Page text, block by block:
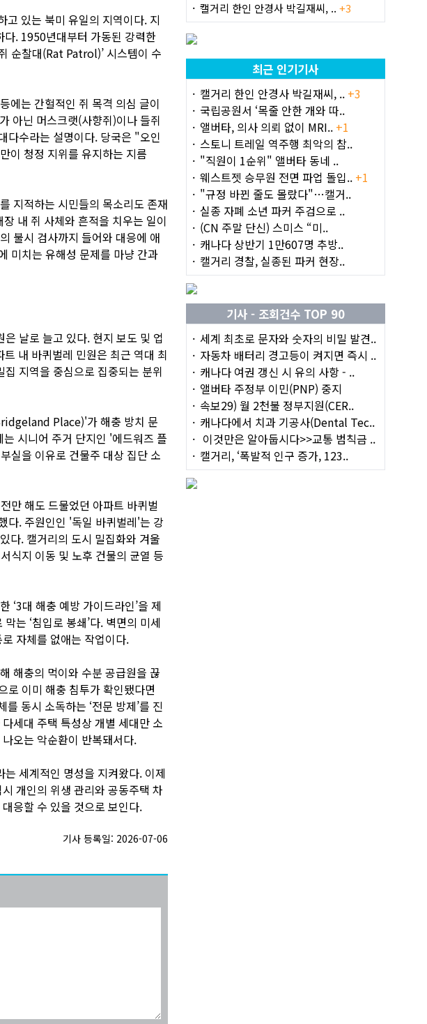
있는 북미 유일의 지역이다. 지
. 1950년대부터 가동된 강력한
순찰대(Rat Patrol)’ 시스템이 수
에는 간헐적인 쥐 목격 의심 글이
아닌 머스크랫(사향쥐)이나 들쥐
다수라는 설명이다. 당국은 "오인
이 청정 지위를 유지하는 지름
지적하는 시민들의 목소리도 존재
내 쥐 사체와 흔적을 치우는 일이
불시 검사까지 들어와 대응에 애
미치는 유해성 문제를 마냥 간과
날로 늘고 있다. 현지 보도 및 업
내 바퀴벌레 민원은 최근 역대 최
지역을 중심으로 집중되는 분위
Place)'가 해충 방치 문
시니어 주거 단지인 '에드워즈 플
실을 이유로 건물주 대상 집단 소
해도 드물었던 아파트 바퀴벌
다. 주원인인 '독일 바퀴벌레'는 강
다. 캘거리의 도시 밀집화와 겨울
식지 이동 및 노후 건물의 균열 등
‘3대 해충 예방 가이드라인’을 제
는 ‘침입로 봉쇄’다. 벽면의 미세
자체를 없애는 작업이다.
해충의 먹이와 수분 공급원을 끊
로 이미 해충 침투가 확인됐다면
동시 소독하는 ‘전문 방제’를 진
세대 주택 특성상 개별 세대만 소
오는 악순환이 반복돼서다.
세계적인 명성을 지켜왔다. 이제
개인의 위생 관리와 공동주택 차
응할 수 있을 것으로 보인다.
기사 등록일: 2026-07-06
캘거리 한인 안경사 박길재씨, .. +3
최근 인기기사
캘거리 한인 안경사 박길재씨, .. +3
국립공원서 ‘목줄 안한 개와 따..
앨버타, 의사 의뢰 없이 MRI.. +1
스토니 트레일 역주행 최악의 참..
"직원이 1순위" 앨버타 동네 ..
웨스트젯 승무원 전면 파업 돌입.. +1
"규정 바뀐 줄도 몰랐다"…캘거..
실종 자폐 소년 파커 주검으로 ..
(CN 주말 단신) 스미스 “미..
캐나다 상반기 1만607명 추방..
캘거리 경찰, 실종된 파커 현장..
기사 - 조회건수 TOP 90
세계 최초로 문자와 숫자의 비밀 발견..
자동차 배터리 경고등이 켜지면 즉시 ..
캐나다 여권 갱신 시 유의 사항 - ..
앨버타 주정부 이민(PNP) 중지
속보29) 월 2천불 정부지원(CER..
캐나다에서 치과 기공사(Dental Tec..
이것만은 알아둡시다>>교통 범칙금 ..
캘거리, ‘폭발적 인구 증가, 123..